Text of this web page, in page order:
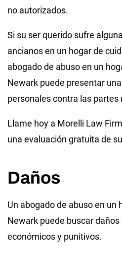
no autorizados.
Si su ser querido sufre
ancianos en un hogar de
abogado de abuso en un
Newark puede presentar
personales contra las partes
Llame hoy a Morelli Law
una evaluación gratuita de
Daños
Un abogado de abuso en un
Newark puede buscar
económicos y punitivos.